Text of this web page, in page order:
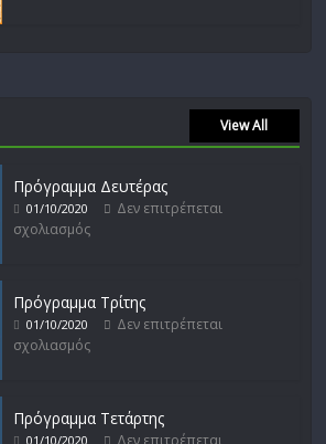
View All
Πρόγραμμα Δευτέρας
01/10/2020
Δεν επιτρέπεται
σχολιασμός
Πρόγραμμα Τρίτης
01/10/2020
Δεν επιτρέπεται
σχολιασμός
Πρόγραμμα Τετάρτης
01/10/2020
Δεν επιτρέπεται